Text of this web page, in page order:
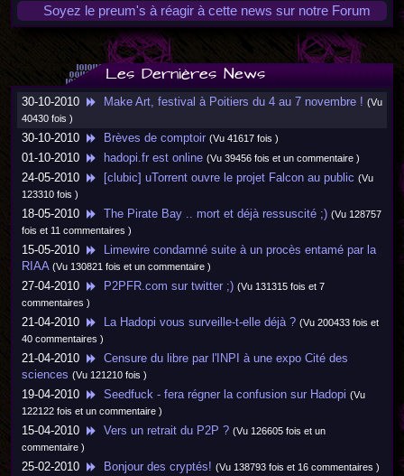
Soyez le preum's à réagir à cette news sur notre Forum
Les Dernières News
30-10-2010 Make Art, festival à Poitiers du 4 au 7 novembre ! (Vu
40430 fois )
30-10-2010 Brèves de comptoir (Vu 41617 fois )
01-10-2010 hadopi.fr est online (Vu 39456 fois et un commentaire )
24-05-2010 [clubic] uTorrent ouvre le projet Falcon au public (Vu
123310 fois )
18-05-2010 The Pirate Bay .. mort et déjà ressuscité ;) (Vu 128757
fois et 11 commentaires )
15-05-2010
Limewire condamné suite à un procès entamé par la
RIAA (Vu 130821 fois et un commentaire )
27-04-2010 P2PFR.com sur twitter ;) (Vu 131315 fois et 7
commentaires )
21-04-2010 La Hadopi vous surveille-t-elle déjà ? (Vu 200433 fois et
40 commentaires )
21-04-2010
Censure du libre par l'INPI à une expo Cité des
sciences (Vu 121210 fois )
19-04-2010 Seedfuck - fera régner la confusion sur Hadopi (Vu
122122 fois et un commentaire )
15-04-2010 Vers un retrait du P2P ? (Vu 126605 fois et un
commentaire )
25-02-2010 Bonjour des cryptés! (Vu 138793 fois et 16 commentaires )